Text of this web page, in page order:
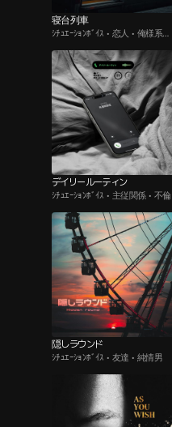
寝台列車
ｼﾁｭｴｰｼｮﾝﾎﾞｲｽ • 恋人 • 俺様系男
デイリールーティン
ｼﾁｭｴｰｼｮﾝﾎﾞｲｽ • 主従関係 • 不倫
隠しラウンド
ｼﾁｭｴｰｼｮﾝﾎﾞｲｽ • 友達 • 純情男